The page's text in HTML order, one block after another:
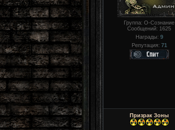
Группа: О-Сознание
Сообщений: 1625
Награды: 9
Репутация: 71
Призрак Зоны